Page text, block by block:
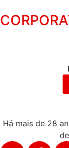
Há mais de 28